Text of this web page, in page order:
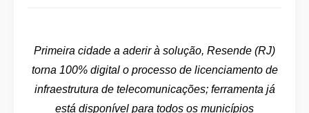
Primeira cidade a aderir à solução, Resende (RJ)
torna 100% digital o processo de licenciamento de
infraestrutura de telecomunicações; ferramenta já
está disponível para todos os municípios